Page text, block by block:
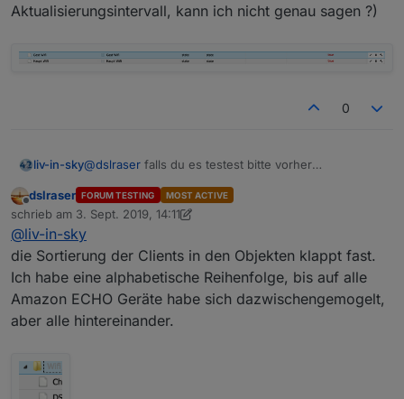
Aktualisierungsintervall, kann ich nicht genau sagen ?)
0
liv-in-sky@dslraser falls du es testest bitte vorher
gehe jetzt kurz rasenmähen - muss mal vom rechner
weg :-)
Offline
dslraser FORUM TESTING MOST ACTIVE
schrieb am 3. Sept. 2019, 14:11
zuletzt editiert von dslraser9. März 2019, 16:28
@liv-in-sky
die Sortierung der Clients in den Objekten klappt fast.
Ich habe eine alphabetische Reihenfolge, bis auf alle
Amazon ECHO Geräte habe sich dazwischengemogelt,
aber alle hintereinander.